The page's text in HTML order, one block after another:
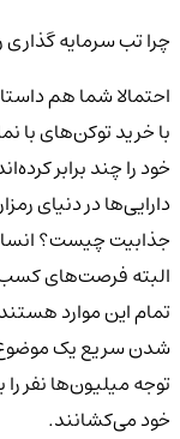
چرا تب سرمایه
احتمالا شما هم
با خرید توکن‌های با
خود را چند برابر
دارایی‌ها در دنیای
جذابیت چیست؟
البته فرصت‌های
تمام این موارد
شدن سریع یک
توجه میلیون‌ها نفر
خود می‌کشانند.